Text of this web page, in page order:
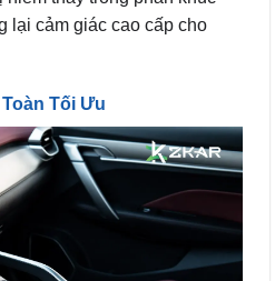
lại cảm giác cao cấp cho
Tối Ưu